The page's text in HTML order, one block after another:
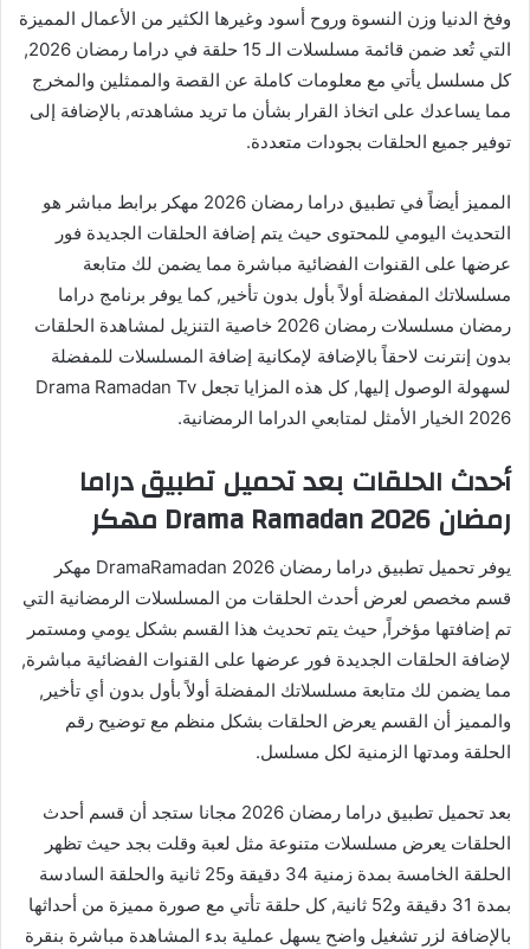
وفخ الدنيا وزن النسوة وروح أسود وغيرها الكثير من الأعمال المميزة
التي تُعد ضمن قائمة مسلسلات الـ 15 حلقة في دراما رمضان 2026,
كل مسلسل يأتي مع معلومات كاملة عن القصة والممثلين والمخرج
مما يساعدك على اتخاذ القرار بشأن ما تريد مشاهدته, بالإضافة إلى
توفير جميع الحلقات بجودات متعددة.
المميز أيضاً في تطبيق دراما رمضان 2026 مهكر برابط مباشر هو
التحديث اليومي للمحتوى حيث يتم إضافة الحلقات الجديدة فور
عرضها على القنوات الفضائية مباشرة مما يضمن لك متابعة
مسلسلاتك المفضلة أولاً بأول بدون تأخير, كما يوفر برنامج دراما
رمضان مسلسلات رمضان 2026 خاصية التنزيل لمشاهدة الحلقات
بدون إنترنت لاحقاً بالإضافة لإمكانية إضافة المسلسلات للمفضلة
لسهولة الوصول إليها, كل هذه المزايا تجعل Drama Ramadan Tv
2026 الخيار الأمثل لمتابعي الدراما الرمضانية.
أحدث الحلقات بعد تحميل تطبيق دراما
رمضان 2026 Drama Ramadan مهكر
يوفر تحميل تطبيق دراما رمضان 2026 DramaRamadan مهكر
قسم مخصص لعرض أحدث الحلقات من المسلسلات الرمضانية التي
تم إضافتها مؤخراً, حيث يتم تحديث هذا القسم بشكل يومي ومستمر
لإضافة الحلقات الجديدة فور عرضها على القنوات الفضائية مباشرة,
مما يضمن لك متابعة مسلسلاتك المفضلة أولاً بأول بدون أي تأخير,
والمميز أن القسم يعرض الحلقات بشكل منظم مع توضيح رقم
الحلقة ومدتها الزمنية لكل مسلسل.
بعد تحميل تطبيق دراما رمضان 2026 مجانا ستجد أن قسم أحدث
الحلقات يعرض مسلسلات متنوعة مثل لعبة وقلت بجد حيث تظهر
الحلقة الخامسة بمدة زمنية 34 دقيقة و25 ثانية والحلقة السادسة
بمدة 31 دقيقة و52 ثانية, كل حلقة تأتي مع صورة مميزة من أحداثها
بالإضافة لزر تشغيل واضح يسهل عملية بدء المشاهدة مباشرة بنقرة